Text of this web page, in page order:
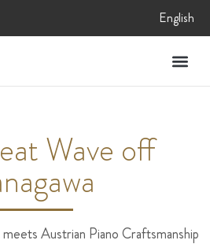
English
Wave off
Austrian Piano Craftsmanship